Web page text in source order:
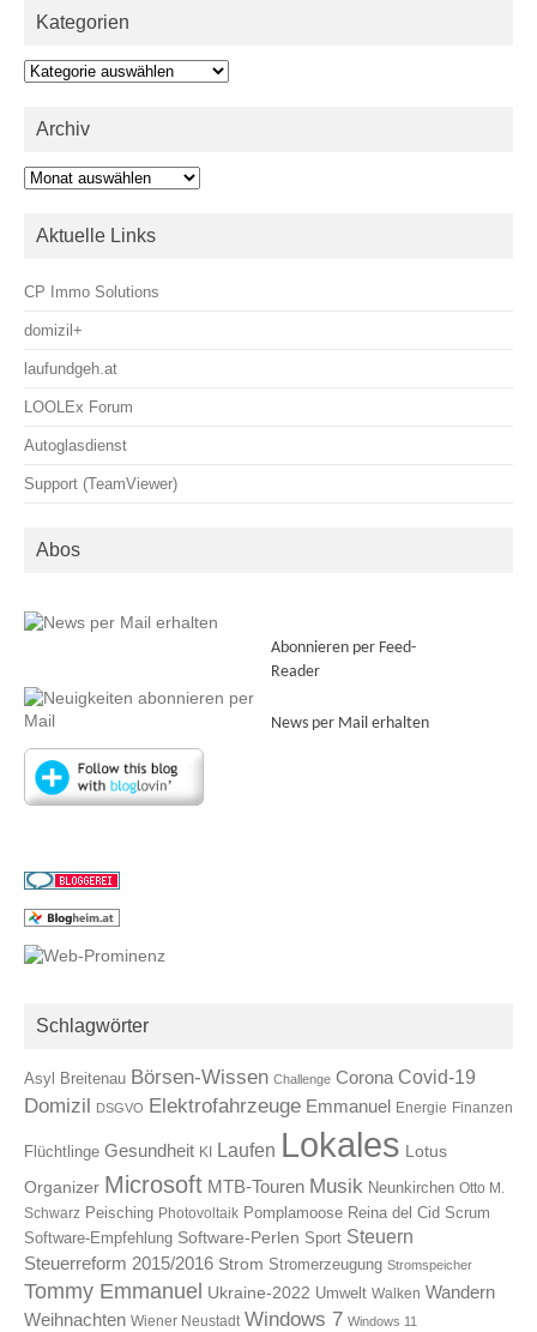
Kategorien
Kategorien
Archiv
Archiv
Aktuelle Links
CP Immo Solutions
domizil+
laufundgeh.at
LOOLEx Forum
Autoglasdienst
Support (TeamViewer)
Abos
Abonnieren per Feed-
Reader
News per Mail erhalten
Schlagwörter
Asyl Breitenau Börsen-Wissen Challenge Corona Covid-19
Domizil DSGVO Elektrofahrzeuge Emmanuel Energie Finanzen
Flüchtlinge Gesundheit KI Laufen Lokales Lotus
Organizer Microsoft MTB-Touren Musik Neunkirchen Otto M.
Schwarz Peisching Photovoltaik Pomplamoose Reina del Cid Scrum
Software-Empfehlung Software-Perlen Sport Steuern
Steuerreform 2015/2016 Strom Stromerzeugung Stromspeicher
Tommy Emmanuel Ukraine-2022 Umwelt Walken Wandern
Weihnachten Wiener Neustadt Windows 7 Windows 11